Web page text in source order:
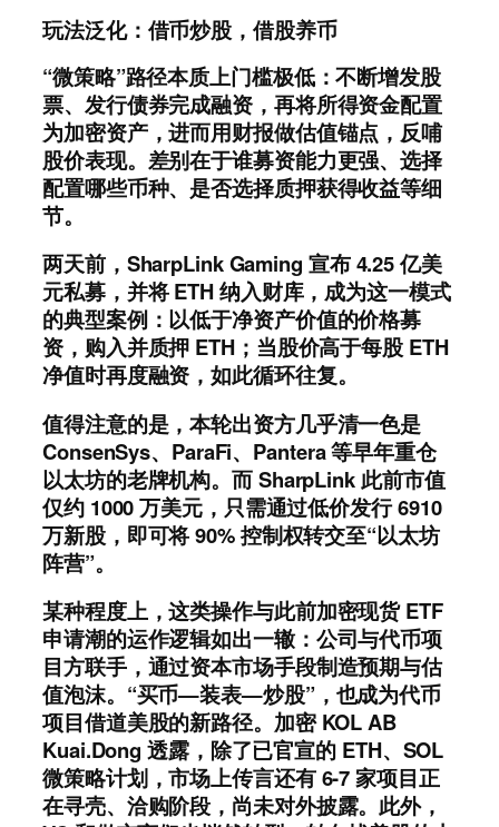
玩法泛化： 借币炒股，借股养币
“微策略”路径本质上门槛极低：不断增发股
票、发行债券完成融资，再将所得资金配置
为加密资产，进而用财报做估值锚点，反哺
股价表现。差别在于谁募资能力更强、选择
配置哪些币种、是否选择质押获得收益等细
节。
两天前，SharpLink Gaming 宣布 4.25 亿美
元私募，并将 ETH 纳入财库，成为这一模式
的典型案例：以低于净资产价值的价格募
资，购入并质押 ETH；当股价高于每股 ETH
净值时再度融资，如此循环往复。
值得注意的是，本轮出资方几乎清一色是
ConsenSys、ParaFi、Pantera 等早年重仓
以太坊的老牌机构。而 SharpLink 此前市值
仅约 1000 万美元，只需通过低价发行 6910
万新股，即可将 90% 控制权转交至“以太坊
阵营”。
某种程度上，这类操作与此前加密现货 ETF
申请潮的运作逻辑如出一辙：公司与代币项
目方联手，通过资本市场手段制造预期与估
值泡沫。 “买币—装表—炒股”， 也成为代币
项目借道美股的新路径。加密 KOL AB
Kuai.Dong 透露，除了已官宣的 ETH、SOL
微策略计划，市场上传言还有 6-7 家项目正
在寻壳、洽购阶段，尚未对外披露。此外，